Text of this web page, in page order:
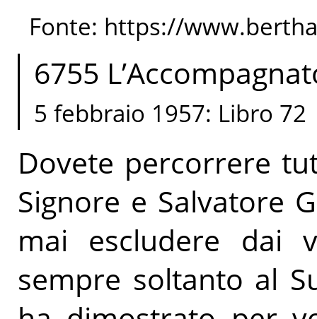
Fonte: https://
6755
5 febbraio 1957: Libro 72
Dovete percorrere
Signore e Salvatore
mai escludere dai
sempre soltanto al